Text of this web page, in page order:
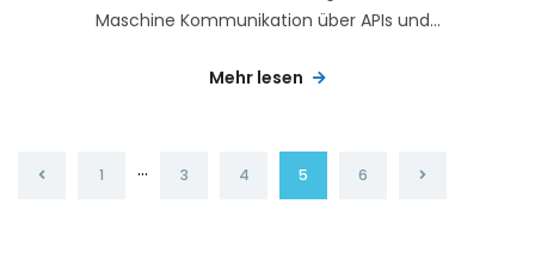
Maschine Kommunikation über APIs und...
Mehr lesen
1 … 3 4 5 6